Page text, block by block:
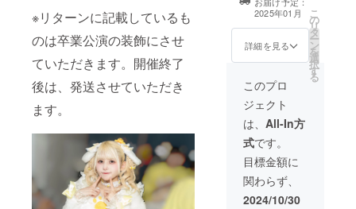
※リターンに記載しているも
のは卒業公演の装飾にさせ
ていただきます。開催終了
後は、発送させていただき
ます。
持ち帰り不可 ※
お名前（ニック
ネーム可）は、6
文字までお願い
いたします。 ※
は使用できませ
ん
卒業公演の定点
映像 -卒業公演
限定衣装のアク
キー -限定Tシャ
ツ -限定ブロマイ
(名前掲載 ) 当日
会場にある看板
に支援者として
お名前を掲載さ
せていただきま
す。 備考欄に記
載希望のお名前
（ニックネーム
可）を記載くだ
さい。 ※ネーム
2025年01月
詳細を見る
こ
の
リ
タ
ー
ン
を
選
択
す
る
このプロ
ジェクト
は、 All-In方
式です。
目標金額に
関わらず、
2024/10/30